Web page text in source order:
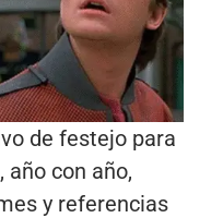
de festejo para
con año,
y referencias